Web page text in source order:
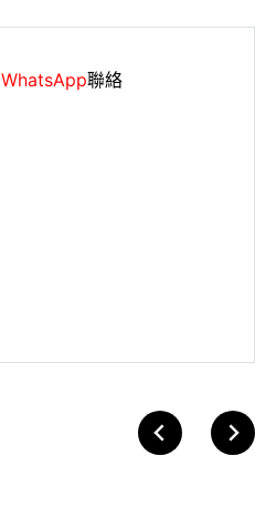
WhatsApp聯絡